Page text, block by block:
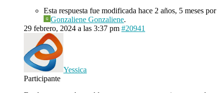
Esta respuesta fue modificada hace 2 años, 5 meses por
Gonzaliene Gonzaliene.
29 febrero, 2024 a las 3:37 pm #20941
Yessica
Participante